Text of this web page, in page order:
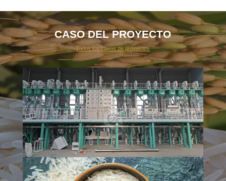
CASO DEL PROYECTO
Todos los casos de proyectos